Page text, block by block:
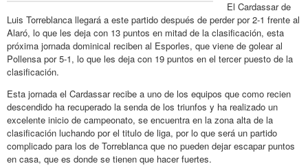
El Cardassar de
Luis Torreblanca llegará a este partido después de perder por 2-1 frente al
Alaró, lo que les deja con 13 puntos en mitad de la clasificación, esta
próxima jornada dominical reciben al Esporles, que viene de golear al
Pollensa por 5-1, lo que les deja con 19 puntos en el tercer puesto de la
clasificación.
Esta jornada el Cardassar recibe a uno de los equipos que como recien
descendido ha recuperado la senda de los triunfos y ha realizado un
excelente inicio de campeonato, se encuentra en la zona alta de la
clasificación luchando por el titulo de liga, por lo que será un partido
complicado para los de Torreblanca que no pueden dejar escapar puntos
en casa, que es donde se tienen que hacer fuertes.